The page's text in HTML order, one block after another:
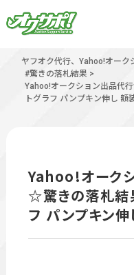
ヤフオク代行、Yahoo!オーク
#驚きの落札結果 >
Yahoo!オークション出品代
トグラフ パンプキン伸し 額
Yahoo!オーク
☆驚きの落札結
フ パンプキン伸